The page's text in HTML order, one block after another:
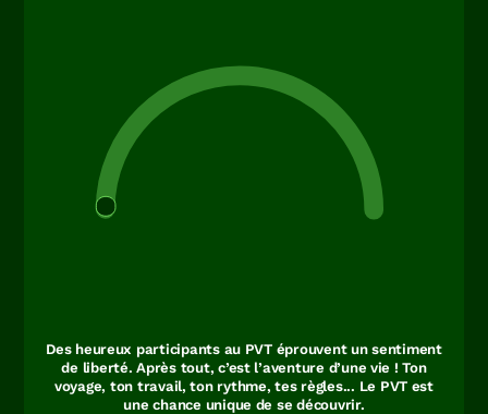
Des heureux participants au PVT éprouvent un sentiment
de liberté. Après tout, c’est l’aventure d’une vie ! Ton
voyage, ton travail, ton rythme, tes règles... Le PVT est
une chance unique de se découvrir.